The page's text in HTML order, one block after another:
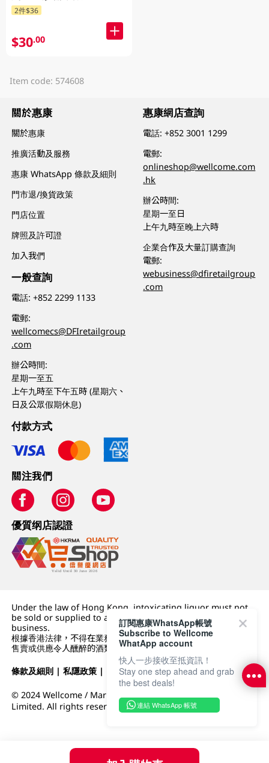
2件$36
$30.00
Item code: 574608
關於惠康
關於惠康
推廣活動及服務
惠康 WhatsApp 條款及細則
門市退/換貨政策
門店位置
牌照及許可證
加入我們
一般查詢
電話:+852 2299 1133
電郵:
wellcomecs@DFIretailgroup
.com
辦公時間:
星期一至五
上午九時至下午五時 (星期六、
日及公眾假期休息)
惠康網店查詢
電話:+852 3001 1299
電郵:
onlineshop@wellcome.com
.hk
辦公時間:
星期一至日
上午九時至晚上六時
企業合作及大量訂購查詢
電郵:
webusiness@dfiretailgroup
.com
付款方式
關注我們
優質纲店認證
Under the law of Hong Kong, intoxicating liquor must not
be sold or supplied to a minor (under 18) in the course of
business.
根據香港法律，不得在業務過程中，向未成年人 (18 歲以下人士)
售賣或供應令人醺醉的酒類。
條款及細則 |私隱政策 | DFI零售集團
© 2024 Wellcome / Market Place. The Dairy Farm Company
Limited. All rights reserved.
訂閱惠康WhatsApp帳號
Subscribe to Wellcome
WhatApp account
快人一步接收至抵資訊！
Stay one step ahead and grab
the best deals!
連結 WhatsApp 帳號